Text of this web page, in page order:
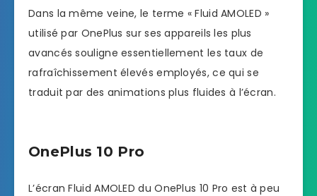
Dans la même veine, le terme « Fluid AMOLED »
utilisé par OnePlus sur ses appareils les plus
avancés souligne essentiellement les taux de
rafraîchissement élevés employés, ce qui se
traduit par des animations plus fluides à l’écran.
OnePlus 10 Pro
L’écran Fluid AMOLED du OnePlus 10 Pro est à peu